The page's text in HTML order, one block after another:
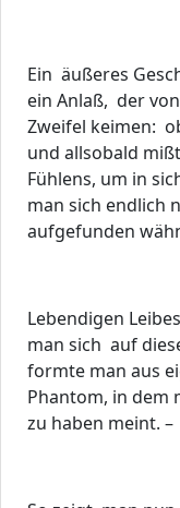
Ein äußeres
ein Anlaß, der
Zweifel keimen:
und allsobald
Fühlens, um in
man sich endlich
aufgefunden
Lebendigen
man sich auf
formte man aus
Phantom, in dem
zu haben meint. –